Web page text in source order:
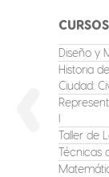
CURSOS
Diseño y
Historia
Ciudad:
I
Taller de
Técnicas